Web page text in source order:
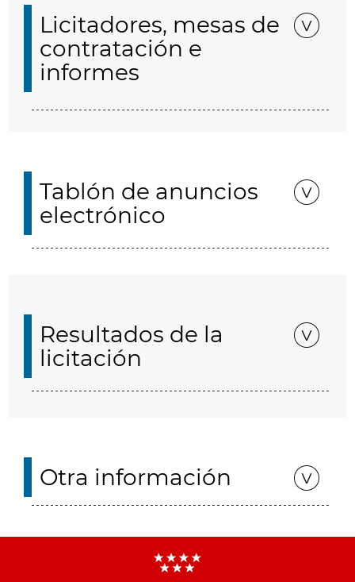
Licitadores, mesas de
contratación e
informes
Tablón de anuncios
electrónico
Resultados de la
licitación
Otra información